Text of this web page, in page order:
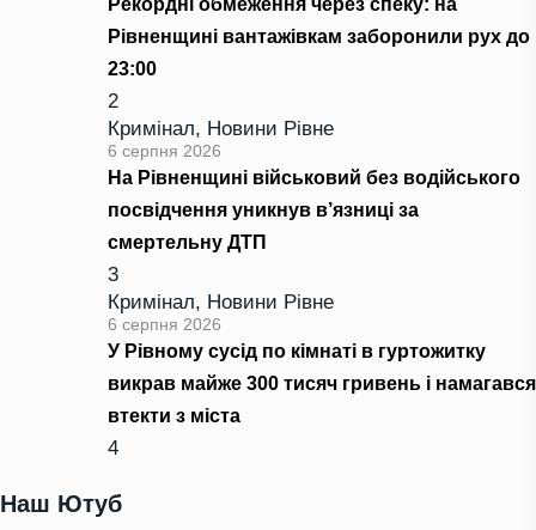
Рекордні обмеження через спеку: на
Рівненщині вантажівкам заборонили рух до
23:00
2
Кримінал, Новини Рівне
6 серпня 2026
На Рівненщині військовий без водійського
посвідчення уникнув в’язниці за
смертельну ДТП
3
Кримінал, Новини Рівне
6 серпня 2026
У Рівному сусід по кімнаті в гуртожитку
викрав майже 300 тисяч гривень і намагався
втекти з міста
4
Наш Ютуб